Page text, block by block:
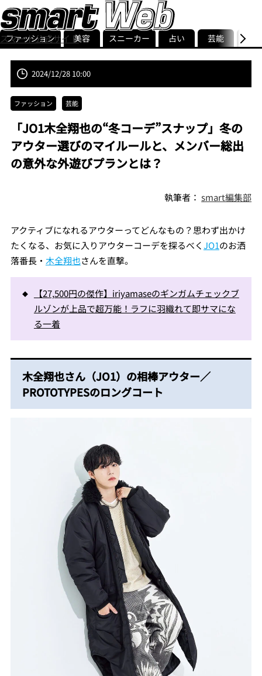
スマート公式サイト
smart最新号
記事一覧ランキング
ストリ
ファッション 美容 スニーカー 占い 芸能 グル
2024/12/28 10:00
ファッション 芸能
「JO1木全翔也の“冬コーデ”スナップ」冬の
アウター選びのマイルールと、メンバー総出
の意外な外遊びプランとは？
執筆者：smart編集部
アクティブになれるアウターってどんなもの？思わず出かけ
たくなる、お気に入りアウターコーデを探るべくJO1のお洒
落番長・ 木全翔也さんを直撃。
【27,500円の傑作】iriyamaseのギンガムチェックブ
ルゾンが上品で超万能！ラフに羽織れて即サマにな
る一着
木全翔也さん（JO1）の相棒アウター／
PROTOTYPESのロングコート